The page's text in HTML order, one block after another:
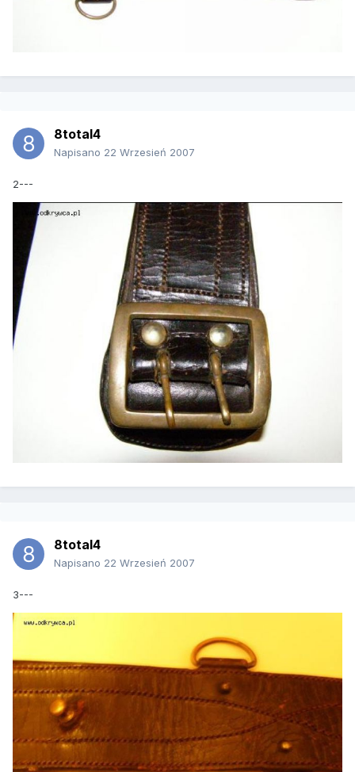
8total4
Napisano 22 Wrzesień 2007
2---
8total4
Napisano 22 Wrzesień 2007
3---